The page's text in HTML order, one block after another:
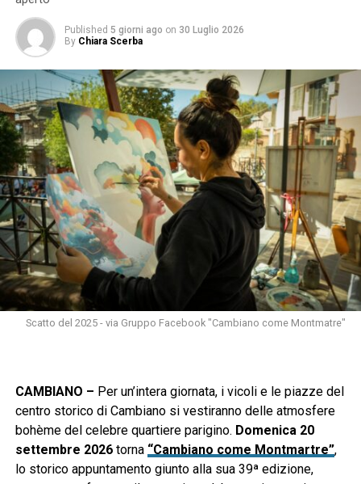
Published 5 giorni ago on 30 Luglio 2026
By Chiara Scerba
Scatto del 2025 - via Gruppo Facebook "Cambiano come Montmatre"
CAMBIANO – Per un’intera giornata, i vicoli e le piazze del
centro storico di Cambiano si vestiranno delle atmosfere
bohème del celebre quartiere parigino. Domenica 20
settembre 2026torna “Cambiano come Montmartre”,
lo storico appuntamento giunto alla sua 39ª edizione,